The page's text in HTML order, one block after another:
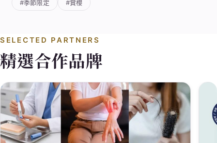
#季節限定 #賞櫻
SELECTED PARTNERS
精選合作品牌